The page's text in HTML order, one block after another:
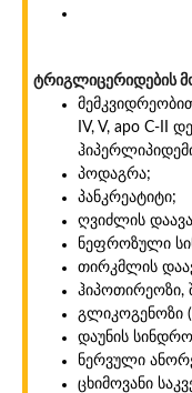
ტრიგლიცერიდების
IV, V, apo C-II
პოდაგრა;
პანკრეატიტი;
ღვიძლის
ნეფროზული
თირკმლის
ჰიპოთირეოზი,
გლიკოგენოზი
დაუნის
ნერვული
ცხიმოვანი